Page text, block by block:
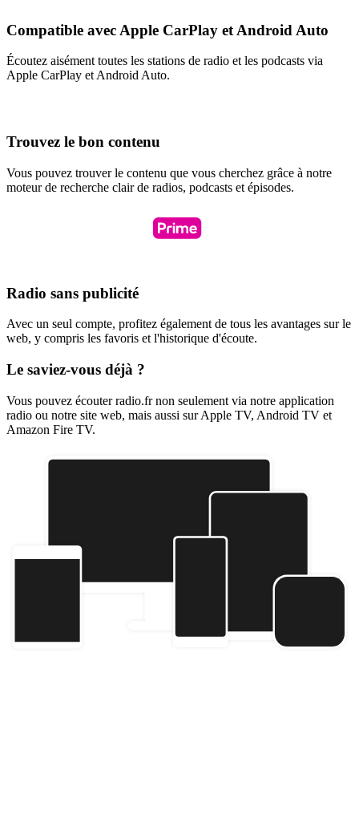
Compatible avec Apple CarPlay et Android Auto
Écoutez aisément toutes les stations de radio et les podcasts via
Apple CarPlay et Android Auto.
Trouvez le bon contenu
Vous pouvez trouver le contenu que vous cherchez grâce à notre
moteur de recherche clair de radios, podcasts et épisodes.
Radio sans publicité
Avec un seul compte, profitez également de tous les avantages sur le
web, y compris les favoris et l'historique d'écoute.
Le saviez-vous déjà ?
Vous pouvez écouter radio.fr non seulement via notre application
radio ou notre site web, mais aussi sur Apple TV, Android TV et
Amazon Fire TV.